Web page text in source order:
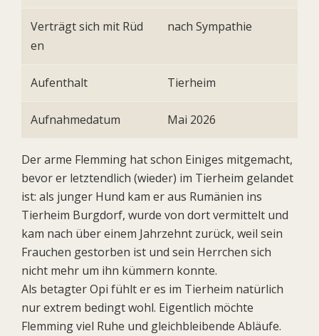
Verträgt sich mit Rüd
en
nach Sympathie
Aufenthalt Tierheim
Aufnahmedatum Mai 2026
Der arme Flemming hat schon Einiges mitgemacht,
bevor er letztendlich (wieder) im Tierheim gelandet
ist: als junger Hund kam er aus Rumänien ins
Tierheim Burgdorf, wurde von dort vermittelt und
kam nach über einem Jahrzehnt zurück, weil sein
Frauchen gestorben ist und sein Herrchen sich
nicht mehr um ihn kümmern konnte.
Als betagter Opi fühlt er es im Tierheim natürlich
nur extrem bedingt wohl. Eigentlich möchte
Flemming viel Ruhe und gleichbleibende Abläufe.